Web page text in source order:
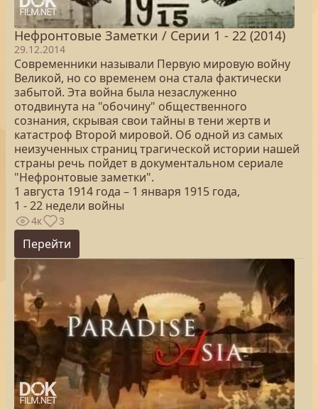
Нефронтовые Заметки / Серии 1 - 22 (2014)
29.12.2014
Современники называли Первую мировую войну
Великой, но со временем она стала фактически
забытой. Эта война была незаслуженно
отодвинута на "обочину" общественного
сознания, скрывая свои тайны в тени жертв и
катастроф Второй мировой. Об одной из самых
неизученных страниц трагической истории нашей
страны речь пойдет в документальном сериале
"Нефронтовые заметки".
1 августа 1914 года – 1 января 1915 года,
1 - 22 недели войны
4к 3
Перейти